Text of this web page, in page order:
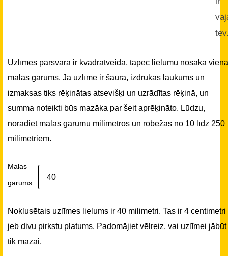
Uzlīmes pārsvarā ir kvadrātveida, tāpēc lielumu nosaka
malas garums. Ja uzlīme ir šaura, izdrukas laukums un
izmaksas tiks rēķinātas atsevišķi un uzrādītas rēķinā, un
summa noteikti būs mazāka par šeit aprēķināto. Lūdzu,
norādiet malas garumu milimetros un robežās no 10 līdz 250
milimetriem.
Malas
garums
Noklusētais uzlīmes lielums ir 40 milimetri. Tas ir 4 centimetri
jeb divu pirkstu platums. Padomājiet vēlreiz, vai uzlīmei jābūt
tik mazai.